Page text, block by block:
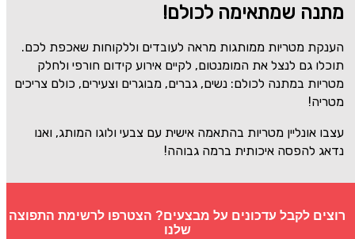
מתנה שמתאימה לכולם!
הענקת מטריות ממותגות מראה לעובדים וללקוחות שאכפת לכם.
תוכלו גם לנצל את המומנטום, לקיים אירוע קידום חורפי ולחלק
מטריות במתנה לכולם: נשים, גברים, מבוגרים וצעירים, כולם צריכים
מטריה!
עצבו אונליין מטריות בהתאמה אישית עם צבעי ולוגו המותג, ואנו
נדאג להפסה איכותית ברמה גבוהה!
רוצים לקבל עדכונים על מבצעים? הצטרפו לרשימת התפוצה
שלנו